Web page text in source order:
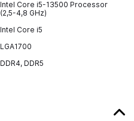
Intel Core i5-13500 Processor
(2,5-4,8 GHz)
Intel Core i5
LGA1700
DDR4, DDR5